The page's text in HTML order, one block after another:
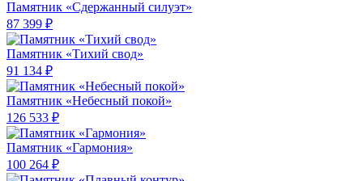
Памятник «Сдержанный силуэт»
87 399 ₽
Памятник «Тихий свод»
91 134 ₽
Памятник «Небесный покой»
126 533 ₽
Памятник «Гармония»
100 264 ₽